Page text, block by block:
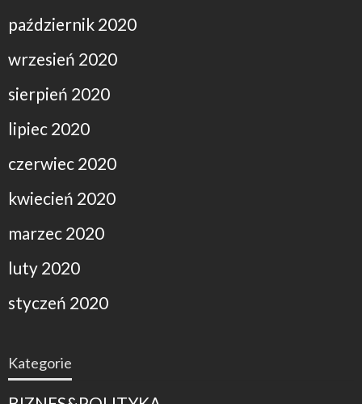
październik 2020
wrzesień 2020
sierpień 2020
lipiec 2020
czerwiec 2020
kwiecień 2020
marzec 2020
luty 2020
styczeń 2020
Kategorie